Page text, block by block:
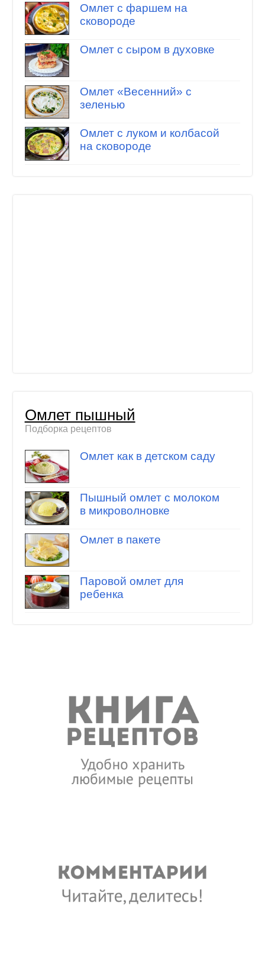
Омлет с фаршем на
сковороде
Омлет с сыром в духовке
Омлет «Весенний» с
зеленью
Омлет с луком и колбасой
на сковороде
Омлет пышный
Подборка рецептов
Омлет как в детском саду
Пышный омлет с молоком
в микроволновке
Омлет в пакете
Паровой омлет для
ребенка